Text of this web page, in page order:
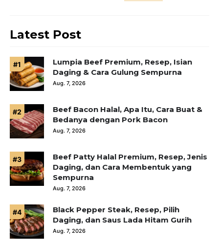
Latest Post
Lumpia Beef Premium, Resep, Isian
Daging & Cara Gulung Sempurna
Aug. 7, 2026
Beef Bacon Halal, Apa Itu, Cara Buat &
Bedanya dengan Pork Bacon
Aug. 7, 2026
Beef Patty Halal Premium, Resep, Jenis
Daging, dan Cara Membentuk yang
Sempurna
Aug. 7, 2026
Black Pepper Steak, Resep, Pilih
Daging, dan Saus Lada Hitam Gurih
Aug. 7, 2026